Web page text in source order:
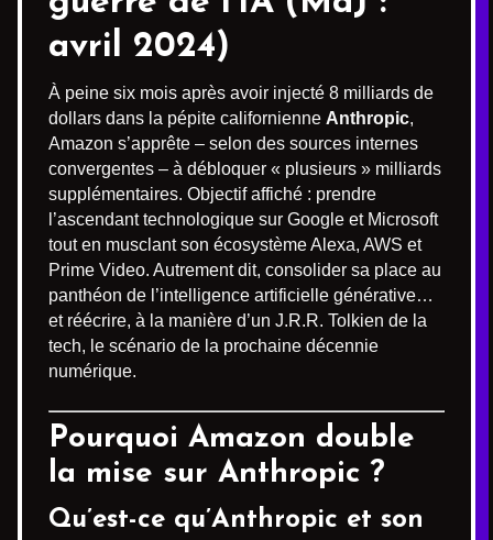
avril 2024)
À peine six mois après avoir injecté 8 milliards de
dollars dans la pépite californienne Anthropic,
Amazon s’apprête – selon des sources internes
convergentes – à débloquer « plusieurs » milliards
supplémentaires. Objectif affiché : prendre
l’ascendant technologique sur Google et Microsoft
tout en musclant son écosystème Alexa, AWS et
Prime Video. Autrement dit, consolider sa place au
panthéon de l’intelligence artificielle générative…
et réécrire, à la manière d’un J.R.R. Tolkien de la
tech, le scénario de la prochaine décennie
numérique.
Pourquoi Amazon double
la mise sur Anthropic ?
Qu’est-ce qu’Anthropic et son